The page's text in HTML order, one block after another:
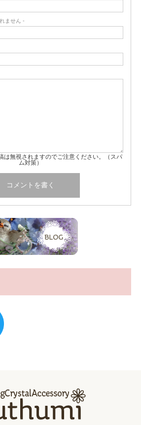
ません -
は無視されますのでご注意ください。（スパ
ム対策）